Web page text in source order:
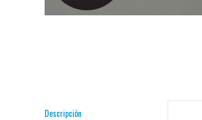
Descripción